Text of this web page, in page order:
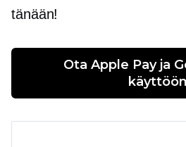
tänään!
Ota Apple Pay ja
käyttöön